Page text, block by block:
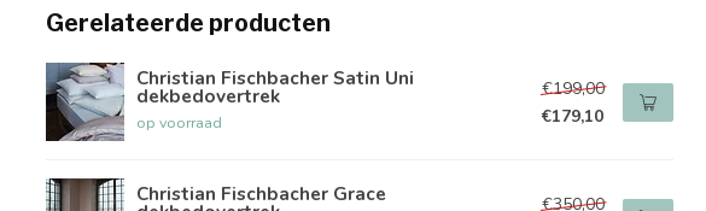
Gerelateerde producten
Christian Fischbacher Satin Uni
dekbedovertrek
op voorraad
€199,00
€179,10
Christian Fischbacher Grace
€350,00